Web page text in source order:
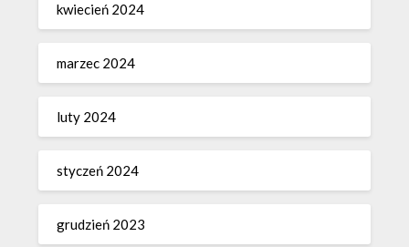
kwiecień 2024
marzec 2024
luty 2024
styczeń 2024
grudzień 2023